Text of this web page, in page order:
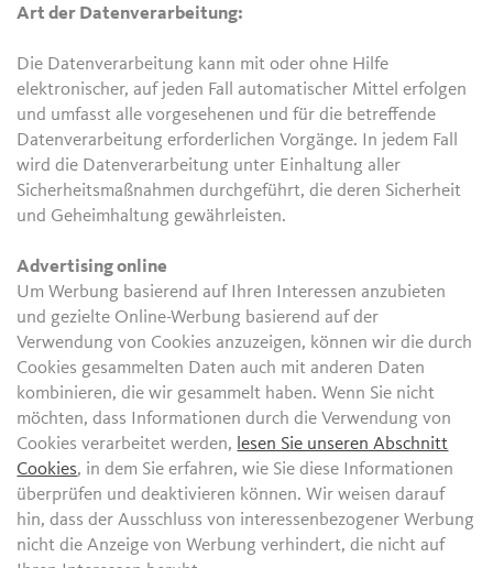
Art der Datenverarbeitung:
Die Datenverarbeitung kann mit oder ohne Hilfe
elektronischer, auf jeden Fall automatischer Mittel erfolgen
und umfasst alle vorgesehenen und für die betreffende
Datenverarbeitung erforderlichen Vorgänge. In jedem Fall
wird die Datenverarbeitung unter Einhaltung aller
Sicherheitsmaßnahmen durchgeführt, die deren Sicherheit
und Geheimhaltung gewährleisten.
Advertising online
Um Werbung basierend auf Ihren Interessen anzubieten
und gezielte Online-Werbung basierend auf der
Verwendung von Cookies anzuzeigen, können wir die durch
Cookies gesammelten Daten auch mit anderen Daten
kombinieren, die wir gesammelt haben. Wenn Sie nicht
möchten, dass Informationen durch die Verwendung von
Cookies verarbeitet werden, lesen Sie unseren Abschnitt
Cookies, in dem Sie erfahren, wie Sie diese Informationen
überprüfen und deaktivieren können. Wir weisen darauf
hin, dass der Ausschluss von interessenbezogener Werbung
nicht die Anzeige von Werbung verhindert, die nicht auf